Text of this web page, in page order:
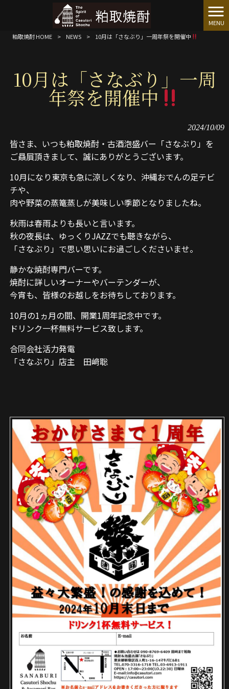
MENU
粕取焼酎 HOME
> NEWS > 10月は「さなぶり」一周年祭を開催中
10月は「さなぶり」一周
年祭を開催中
2024/10/09
皆さま、いつも粕取焼酎・古酒泡盛バー「さなぶり」を
ご贔屓頂きまして、誠にありがとうございます。
10月になり東京も急に涼しくなり、沖縄おでんの足テビ
チや、
肉や野菜の蒸篭蒸しが美味しい季節となりましたね。
秋雨は春雨よりも長いと言います。
秋の夜長は、ゆっくりJAZZでも聴きながら、
「さなぶり」で思い思いにお過ごしくださいませ。
静かな焼酎専門バーです。
焼酎に詳しいオーナーやバーテンダーが、
今宵も、皆様のお越しをお待ちしております。
10月の1ヵ月の間、開業1周年記念中です。
ドリンク一杯無料サービス致します。
合同会社活力発電
「さなぶり」店主 田﨑聡